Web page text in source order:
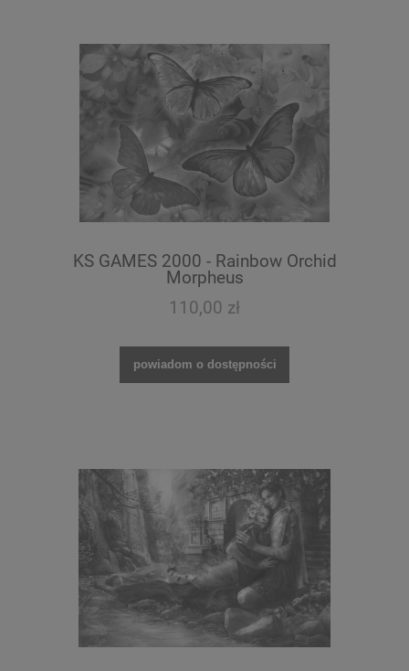
KS GAMES 2000 - Rainbow Orchid
Morpheus
110,00 zł
powiadom o dostępności